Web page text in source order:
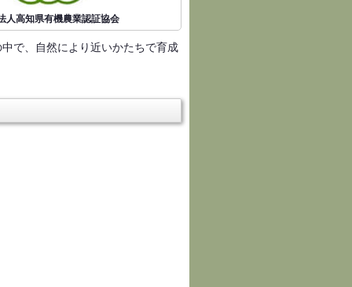
人高知県有機農業認証協会
で、自然により近いかたちで育成